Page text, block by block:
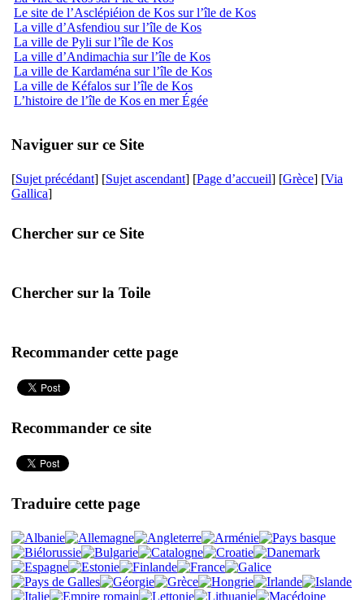
Le site de l’Asclépiéion de Kos sur l’île de Kos
La ville d’Asfendiou sur l’île de Kos
La ville de Pyli sur l’île de Kos
La ville d’Andimachia sur l’île de Kos
La ville de Kardaména sur l’île de Kos
La ville de Kéfalos sur l’île de Kos
L’histoire de l’île de Kos en mer Égée
Naviguer sur ce Site
[Sujet précédant] [Sujet ascendant] [Page d’accueil] [Grèce] [Via
Gallica]
Chercher sur ce Site
Chercher sur la Toile
Recommander cette page
Recommander ce site
Traduire cette page